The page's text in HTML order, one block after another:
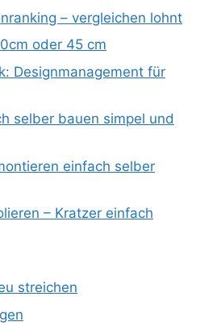
– vergleichen lohnt
oder 45 cm
Designmanagement für
selber bauen simpel und
einfach selber
– Kratzer einfach
streichen